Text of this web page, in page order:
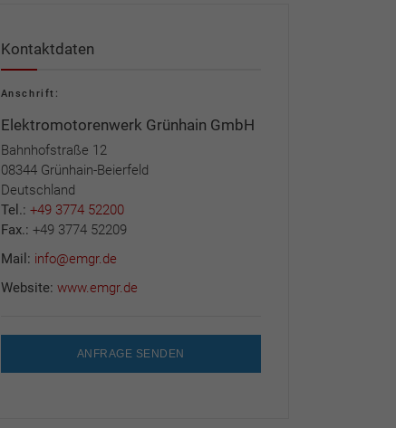
Kontaktdaten
Anschrift:
Elektromotorenwerk Grünhain GmbH
Bahnhofstraße 12
08344 Grünhain-Beierfeld
Deutschland
Tel.: +49 3774 52200
Fax.: +49 3774 52209
Mail: info@emgr.de
Website: www.emgr.de
ANFRAGE SENDEN